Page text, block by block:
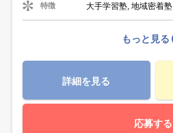
特徴 大手学習塾, 地域密着塾
もっと見る
詳細を見る
応募する